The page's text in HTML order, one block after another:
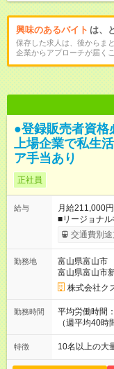
興味のあるバイト は、
保存した求人は、後からま
企業からアプローチが届く
●登録販売者資格
上場企業で私生
ア手当あり
正社員
給与
月給211,000
■リージョナ
310，000円 高
手当（石川県
種手当あり ★
務経験がない
固定社員は当社規定に従
＝＝ ★職務給
給与が支払わ
る制度です。
交通費別途
勤務地
富山県富山市
富山県富山市
株式会社ク
勤務時間
平均労働時間
（週平均40
＜店舗の基本
なります。 ＜シフト例＞ 早番：8時00分～17時00分 中番：11
特徴 10名以上の大